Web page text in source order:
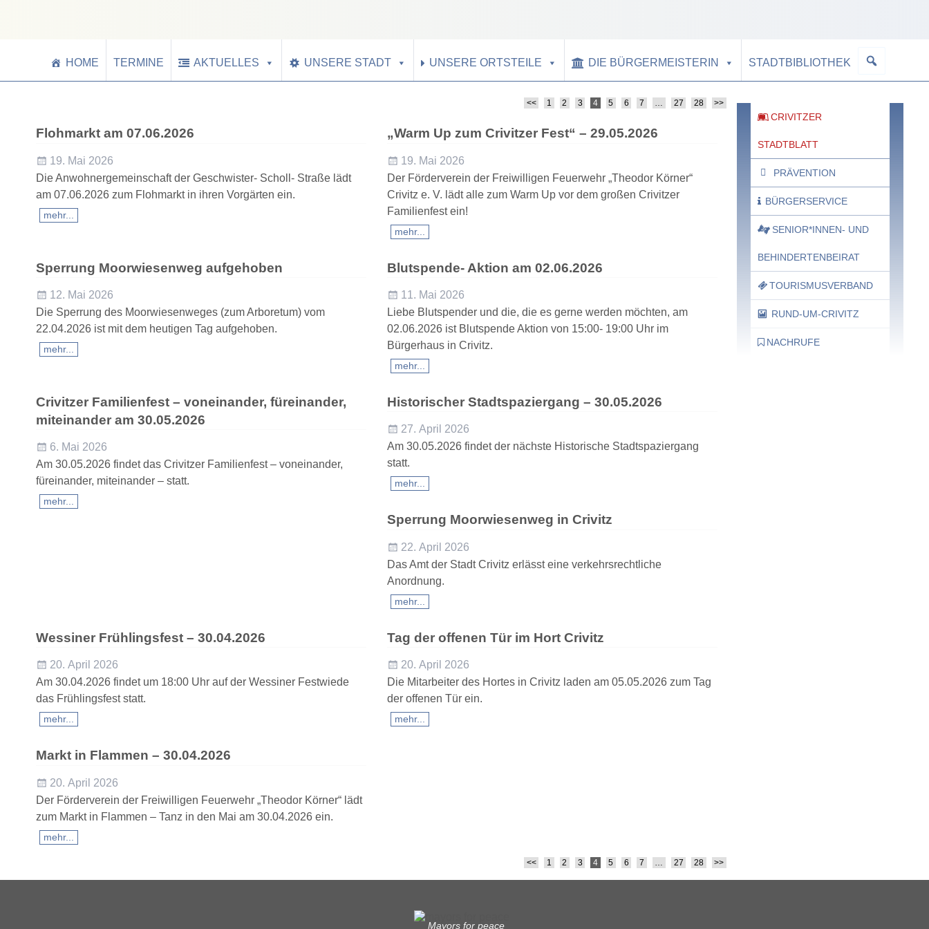
HOME TERMINE AKTUELLES UNSERE STADT UNSERE ORTSTEILE DIE BÜRGERMEISTERIN STADTBIBLIOTHEK
<< 1 2 3 4 5 6 7 … 27 28 >>
Flohmarkt am 07.06.2026
19. Mai 2026
Die Anwohnergemeinschaft der Geschwister- Scholl- Straße lädt
am 07.06.2026 zum Flohmarkt in ihren Vorgärten ein.
mehr...
„Warm Up zum Crivitzer Fest“ – 29.05.2026
19. Mai 2026
Der Förderverein der Freiwilligen Feuerwehr „Theodor Körner“
Crivitz e. V. lädt alle zum Warm Up vor dem großen Crivitzer
Familienfest ein!
mehr...
Sperrung Moorwiesenweg aufgehoben
12. Mai 2026
Die Sperrung des Moorwiesenweges (zum Arboretum) vom
22.04.2026 ist mit dem heutigen Tag aufgehoben.
mehr...
Blutspende- Aktion am 02.06.2026
11. Mai 2026
Liebe Blutspender und die, die es gerne werden möchten, am
02.06.2026 ist Blutspende Aktion von 15:00- 19:00 Uhr im
Bürgerhaus in Crivitz.
mehr...
Crivitzer Familienfest – voneinander, füreinander,
miteinander am 30.05.2026
6. Mai 2026
Am 30.05.2026 findet das Crivitzer Familienfest – voneinander,
füreinander, miteinander – statt.
mehr...
Historischer Stadtspaziergang – 30.05.2026
27. April 2026
Am 30.05.2026 findet der nächste Historische Stadtspaziergang
statt.
mehr...
Sperrung Moorwiesenweg in Crivitz
22. April 2026
Das Amt der Stadt Crivitz erlässt eine verkehrsrechtliche
Anordnung.
mehr...
Wessiner Frühlingsfest – 30.04.2026
20. April 2026
Am 30.04.2026 findet um 18:00 Uhr auf der Wessiner Festwiede
das Frühlingsfest statt.
mehr...
Tag der offenen Tür im Hort Crivitz
20. April 2026
Die Mitarbeiter des Hortes in Crivitz laden am 05.05.2026 zum Tag
der offenen Tür ein.
mehr...
Markt in Flammen – 30.04.2026
20. April 2026
Der Förderverein der Freiwilligen Feuerwehr „Theodor Körner“ lädt
zum Markt in Flammen – Tanz in den Mai am 30.04.2026 ein.
mehr...
Artikelnavigation
<< 1 2 3 4 5 6 7 27 28 >>
CRIVITZER
STADTBLATT
PRÄVENTION
BÜRGERSERVICE
SENIOR*INNEN- UND
BEHINDERTENBEIRAT
TOURISMUSVERBAND
RUND-UM-CRIVITZ
NACHRUFE
Mayors for peace